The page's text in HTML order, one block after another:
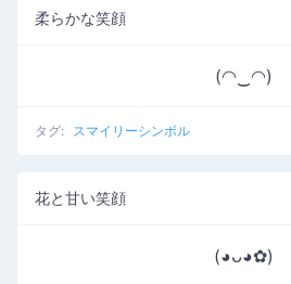
柔らかな笑顔
(◠‿◠)
タグ: スマイリーシンボル
花と甘い笑顔
(◕ᴗ◕✿)